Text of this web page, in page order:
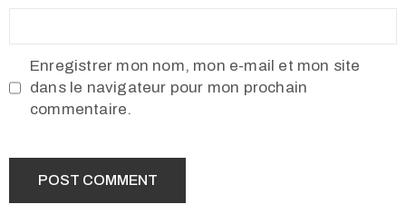
Enregistrer mon nom, mon e-mail et mon site
dans le navigateur pour mon prochain
commentaire.